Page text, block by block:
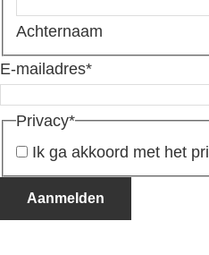
Achternaam
E-mailadres*
Privacy*
Ik ga akkoord met het
Aanmelden